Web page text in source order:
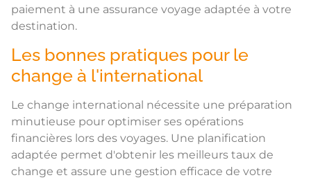
paiement à une assurance voyage adaptée à votre
destination.
Les bonnes pratiques pour le
change à l'international
Le change international nécessite une préparation
minutieuse pour optimiser ses opérations
financières lors des voyages. Une planification
adaptée permet d'obtenir les meilleurs taux de
change et assure une gestion efficace de votre